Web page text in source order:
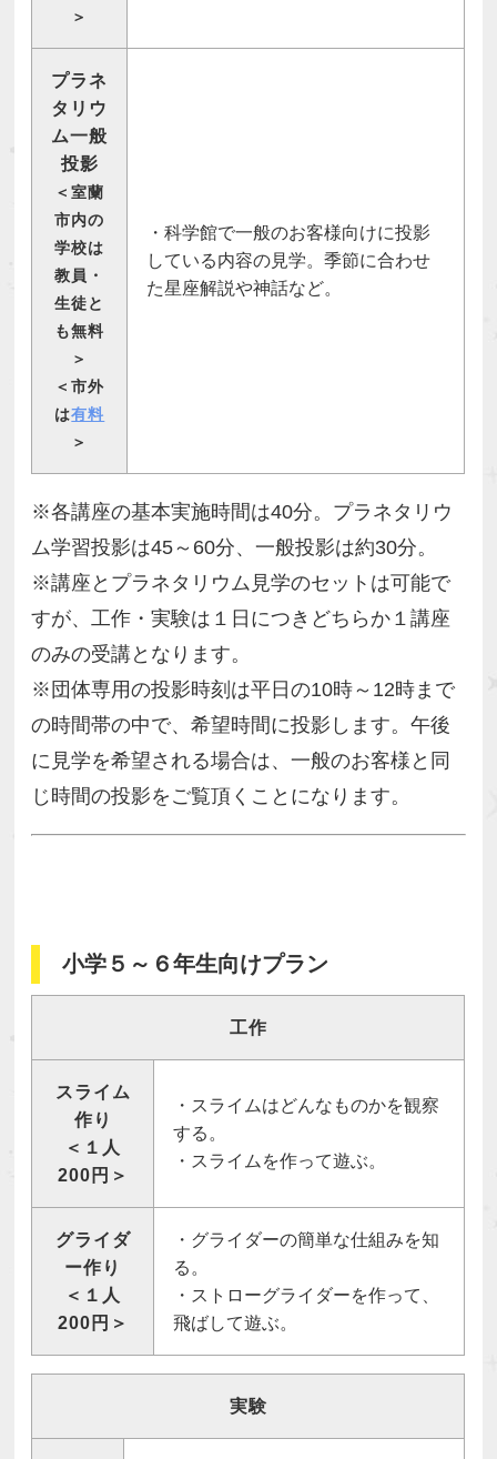
＞
プラネ
タリウ
ム一般
投影
＜室蘭
市内の
学校は
教員・
生徒と
も無料
＞
＜市外
は有料
＞
・科学館で一般のお客様向けに投影
している内容の見学。季節に合わせ
た星座解説や神話など。
※各講座の基本実施時間は40分。プラネタリウ
ム学習投影は45～60分、一般投影は約30分。
※講座とプラネタリウム見学のセットは可能で
すが、工作・実験は１日につきどちらか１講座
のみの受講となります。
※団体専用の投影時刻は平日の10時～12時まで
の時間帯の中で、希望時間に投影します。午後
に見学を希望される場合は、一般のお客様と同
じ時間の投影をご覧頂くことになります。
小学５～６年生向けプラン
工作
スライム
作り
＜１人
200円＞
・スライムはどんなものかを観察
する。
・スライムを作って遊ぶ。
グライダ
ー作り
＜１人
200円＞
・グライダーの簡単な仕組みを知
る。
・ストローグライダーを作って、
飛ばして遊ぶ。
実験